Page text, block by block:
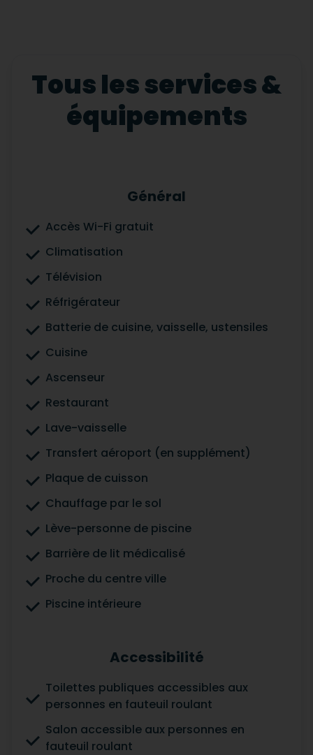
Tous les services &
équipements
Général
Accès Wi-Fi gratuit
Climatisation
Télévision
Réfrigérateur
Batterie de cuisine, vaisselle, ustensiles
Cuisine
Ascenseur
Restaurant
Lave-vaisselle
Transfert aéroport (en supplément)
Plaque de cuisson
Chauffage par le sol
Lève-personne de piscine
Barrière de lit médicalisé
Proche du centre ville
Piscine intérieure
Accessibilité
Toilettes publiques accessibles aux
personnes en fauteuil roulant
Salon accessible aux personnes en
fauteuil roulant